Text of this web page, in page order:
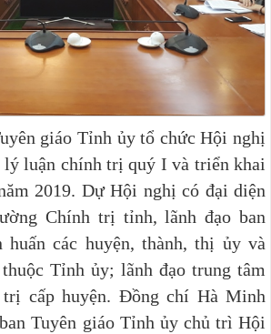
giáo Tỉnh ủy tổ chức Hội nghị
lý luận chính trị quý I và triển khai
2019. Dự Hội nghị có đại diện
Chính trị tỉnh, lãnh đạo ban
huấn các huyện, thành, thị ủy và
Tỉnh ủy; lãnh đạo trung tâm
cấp huyện. Đồng chí Hà Minh
Tuyên giáo Tỉnh ủy chủ trì Hội